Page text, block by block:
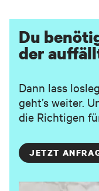
Du
der
Dann lass
geht’s weiter.
die Richtigen
JETZT